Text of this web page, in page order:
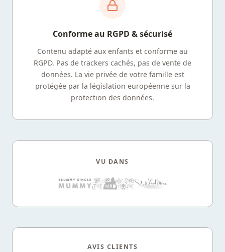
Conforme au RGPD & sécurisé
Contenu adapté aux enfants et conforme au
RGPD. Pas de trackers cachés, pas de vente de
données. La vie privée de votre famille est
protégée par la législation européenne sur la
protection des données.
VU DANS
AVIS CLIENTS